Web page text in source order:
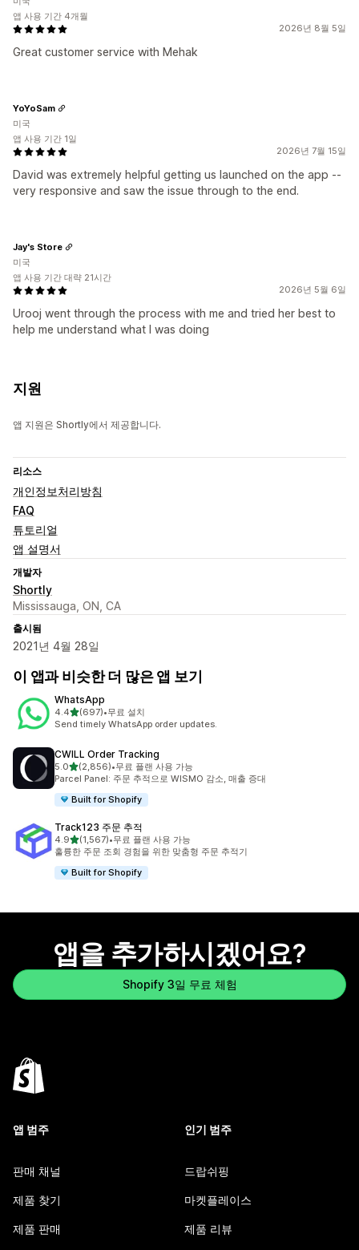
2026년 8월 5일
Great customer service with Mehak
앱 사용 기간 4개월
2026년 7월 15일
David was extremely helpful getting us launched on the app --
very responsive and saw the issue through to the end.
YoYoSam
미국
앱 사용 기간 1일
2026년 5월 6일
Urooj went through the process with me and tried her best to
help me understand what I was doing
Jay's Store
미국
앱 사용 기간 대략 21시간
지원
앱 지원은 Shortly에서 제공합니다.
리소스
개인정보처리방침
FAQ
튜토리얼
앱 설명서
개발자
Shortly
Mississauga, ON, CA
출시됨
2021년 4월 28일
이 앱과 비슷한 더 많은 앱 보기
WhatsApp
4.4별 5개 중
(697)
총 리뷰 697개
•무료 설치
Send timely WhatsApp order updates.
CWILL Order Tracking
5.0별 5개 중
(2,856)
총 리뷰 2856개
•무료 플랜 사용 가능
Parcel Panel: 주문 추적으로 WISMO 감소, 매출 증대
Built for Shopify
Track123 주문 추적
4.9별 5개 중
(1,567)
총 리뷰 1567개
•무료 플랜 사용 가능
훌륭한 주문 조회 경험을 위한 맞춤형 주문 추적기
Built for Shopify
앱을 추가하시겠어요?
Shopify 3일 무료 체험
앱 범주
판매 채널
제품 찾기
제품 판매
인기 범주
드랍쉬핑
마켓플레이스
제품 리뷰